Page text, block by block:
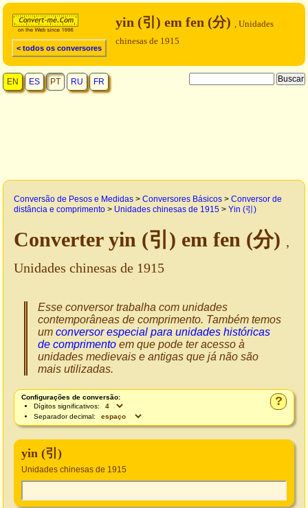
< todos os conversores
yin (引) em fen (分) , Unidades
chinesas de 1915
EN ES PT RU FR
Conversão de Pesos e Medidas > Conversores Básicos > Conversor de
distância e comprimento > Unidades chinesas de 1915 > Yin (引)
Converter yin (引) em fen (分) ,
Unidades chinesas de 1915
Esse conversor trabalha com unidades
contemporâneas de comprimento. Também temos
um conversor especial para unidades históricas
de comprimento em que pode ter acesso à
unidades medievais e antigas que já não são
mais utilizadas.
?
Configurações de conversão:
Dígitos significativos:
Separador decimal:
yin (引)
Unidades chinesas de 1915